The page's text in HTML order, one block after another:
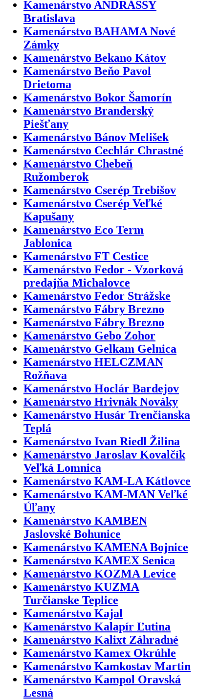
Kamenárstvo ANDRÁSSY
Bratislava
Kamenárstvo BAHAMA Nové
Zámky
Kamenárstvo Bekano Kátov
Kamenárstvo Beňo Pavol
Drietoma
Kamenárstvo Bokor Šamorín
Kamenárstvo Branderský
Piešťany
Kamenárstvo Bánov Melišek
Kamenárstvo Cechlár Chrastné
Kamenárstvo Chebeň
Ružomberok
Kamenárstvo Cserép Trebišov
Kamenárstvo Cserép Veľké
Kapušany
Kamenárstvo Eco Term
Jablonica
Kamenárstvo FT Cestice
Kamenárstvo Fedor - Vzorková
predajňa Michalovce
Kamenárstvo Fedor Strážske
Kamenárstvo Fábry Brezno
Kamenárstvo Fábry Brezno
Kamenárstvo Gebo Zohor
Kamenárstvo Gelkam Gelnica
Kamenárstvo HELCZMAN
Rožňava
Kamenárstvo Hoclár Bardejov
Kamenárstvo Hrivnák Nováky
Kamenárstvo Husár Trenčianska
Teplá
Kamenárstvo Ivan Riedl Žilina
Kamenárstvo Jaroslav Kovalčík
Veľká Lomnica
Kamenárstvo KAM-LA Kátlovce
Kamenárstvo KAM-MAN Veľké
Úľany
Kamenárstvo KAMBEN
Jaslovské Bohunice
Kamenárstvo KAMENA Bojnice
Kamenárstvo KAMEX Senica
Kamenárstvo KOZMA Levice
Kamenárstvo KUZMA
Turčianske Teplice
Kamenárstvo Kajal
Kamenárstvo Kalapír Ľutina
Kamenárstvo Kalixt Záhradné
Kamenárstvo Kamex Okrúhle
Kamenárstvo Kamkostav Martin
Kamenárstvo Kampol Oravská
Lesná